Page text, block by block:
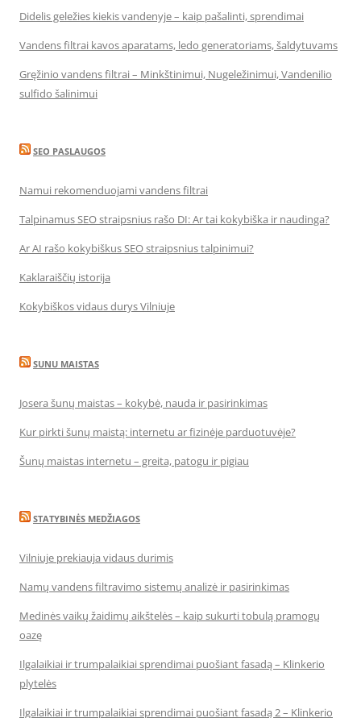
Didelis geležies kiekis vandenyje – kaip pašalinti, sprendimai
Vandens filtrai kavos aparatams, ledo generatoriams, šaldytuvams
Gręžinio vandens filtrai – Minkštinimui, Nugeležinimui, Vandenilio
sulfido šalinimui
SEO PASLAUGOS
Namui rekomenduojami vandens filtrai
Talpinamus SEO straipsnius rašo DI: Ar tai kokybiška ir naudinga?
Ar AI rašo kokybiškus SEO straipsnius talpinimui?
Kaklaraiščių istorija
Kokybiškos vidaus durys Vilniuje
SUNU MAISTAS
Josera šunų maistas – kokybė, nauda ir pasirinkimas
Kur pirkti šunų maistą: internetu ar fizinėje parduotuvėje?
Šunų maistas internetu – greita, patogu ir pigiau
STATYBINĖS MEDŽIAGOS
Vilniuje prekiauja vidaus durimis
Namų vandens filtravimo sistemų analizė ir pasirinkimas
Medinės vaikų žaidimų aikštelės – kaip sukurti tobulą pramogų
oazę
Ilgalaikiai ir trumpalaikiai sprendimai puošiant fasadą – Klinkerio
plytelės
Ilgalaikiai ir trumpalaikiai sprendimai puošiant fasadą 2 – Klinkerio